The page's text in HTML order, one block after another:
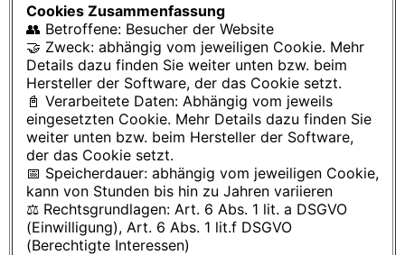
Cookies Zusammenfassung
👥 Betroffene: Besucher der Website
🤝 Zweck: abhängig vom jeweiligen Cookie. Mehr
Details dazu finden Sie weiter unten bzw. beim
Hersteller der Software, der das Cookie setzt.
📓 Verarbeitete Daten: Abhängig vom jeweils
eingesetzten Cookie. Mehr Details dazu finden Sie
weiter unten bzw. beim Hersteller der Software,
der das Cookie setzt.
📅 Speicherdauer: abhängig vom jeweiligen Cookie,
kann von Stunden bis hin zu Jahren variieren
⚖️ Rechtsgrundlagen: Art. 6 Abs. 1 lit. a DSGVO
(Einwilligung), Art. 6 Abs. 1 lit.f DSGVO
(Berechtigte Interessen)